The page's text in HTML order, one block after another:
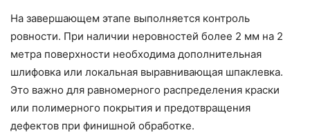
На завершающем этапе выполняется контроль
ровности. При наличии неровностей более 2 мм на 2
метра поверхности необходима дополнительная
шлифовка или локальная выравнивающая шпаклевка.
Это важно для равномерного распределения краски
или полимерного покрытия и предотвращения
дефектов при финишной обработке.